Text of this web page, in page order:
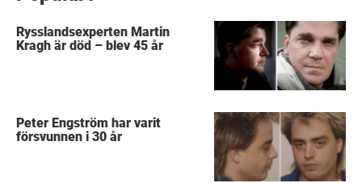
Rysslandsexperten Martin
Kragh är död – blev 45 år
Peter Engström har varit
försvunnen i 30 år